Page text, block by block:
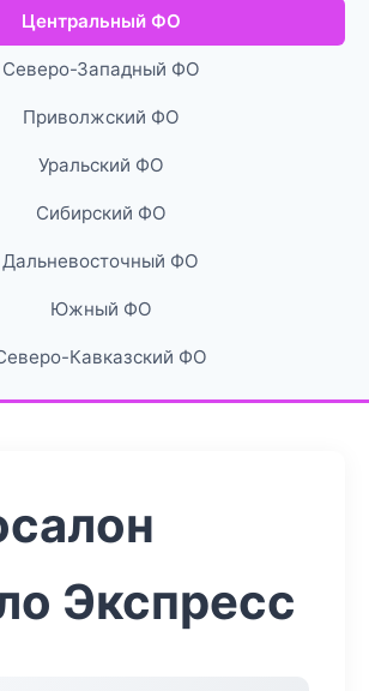
Центральный ФО
Северо-Западный ФО
Приволжский ФО
Уральский ФО
Сибирский ФО
Дальневосточный ФО
Южный ФО
Кавказский ФО
Экспресс